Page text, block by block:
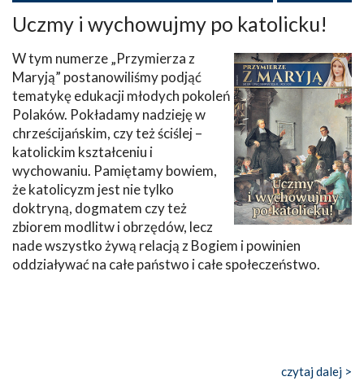
Uczmy i wychowujmy po katolicku!
W tym numerze „Przymierza z
Maryją” postanowiliśmy podjąć
tematykę edukacji młodych pokoleń
Polaków. Pokładamy nadzieję w
chrześcijańskim, czy też ściślej –
katolickim kształceniu i
wychowaniu. Pamiętamy bowiem,
że katolicyzm jest nie tylko
doktryną, dogmatem czy też
zbiorem modlitw i obrzędów, lecz
nade wszystko żywą relacją z Bogiem i powinien
oddziaływać na całe państwo i całe społeczeństwo.
czytaj dalej >